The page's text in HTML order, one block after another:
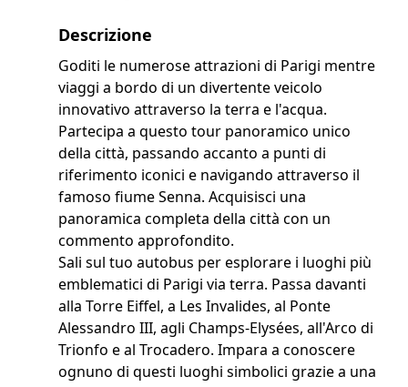
Descrizione
Goditi le numerose attrazioni di Parigi mentre
viaggi a bordo di un divertente veicolo
innovativo attraverso la terra e l'acqua.
Partecipa a questo tour panoramico unico
della città, passando accanto a punti di
riferimento iconici e navigando attraverso il
famoso fiume Senna. Acquisisci una
panoramica completa della città con un
commento approfondito.
Sali sul tuo autobus per esplorare i luoghi più
emblematici di Parigi via terra. Passa davanti
alla Torre Eiffel, a Les Invalides, al Ponte
Alessandro III, agli Champs-Elysées, all'Arco di
Trionfo e al Trocadero. Impara a conoscere
ognuno di questi luoghi simbolici grazie a una